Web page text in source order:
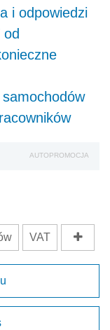
i odpowiedzi
AUTOPROMOCJA
VAT